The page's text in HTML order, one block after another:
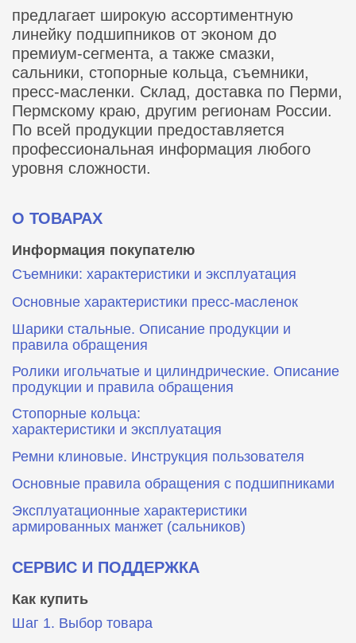
предлагает широкую ассортиментную
линейку подшипников от эконом до
премиум-сегмента, а также смазки,
сальники, стопорные кольца, съемники,
пресс-масленки. Склад, доставка по Перми,
Пермскому краю, другим регионам России.
По всей продукции предоставляется
профессиональная информация любого
уровня сложности.
О ТОВАРАХ
Информация покупателю
Съемники: характеристики и эксплуатация
Основные характеристики пресс‑масленок
Шарики стальные. Описание продукции и
правила обращения
Ролики игольчатые и цилиндрические. Описание
продукции и правила обращения
Стопорные кольца:
характеристики и эксплуатация
Ремни клиновые. Инструкция пользователя
Основные правила обращения с подшипниками
Эксплуатационные характеристики
армированных манжет (сальников)
СЕРВИС И ПОДДЕРЖКА
Как купить
Шаг 1. Выбор товара